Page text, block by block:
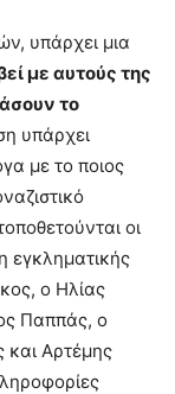
υπάρχει μια
με αυτούς της
το
υπάρχει
με το ποιος
οι
εγκληματικής
ο Ηλίας
Παππάς, ο
και Αρτέμης